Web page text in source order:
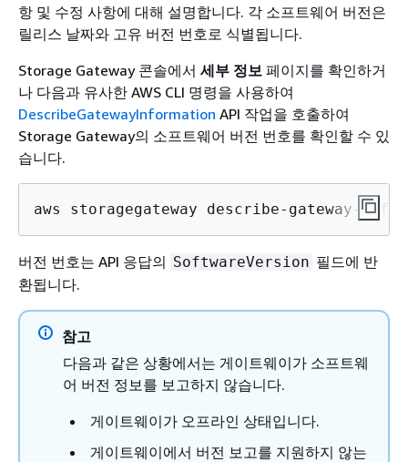
항 및 수정 사항에 대해 설명합니다. 각 소프트웨어 버전은
릴리스 날짜와 고유 버전 번호로 식별됩니다.
Storage Gateway 콘솔에서 세부 정보 페이지를 확인하거
나 다음과 유사한 AWS CLI 명령을 사용하여
DescribeGatewayInformation API 작업을 호출하여
Storage Gateway의 소프트웨어 버전 번호를 확인할 수 있
습니다.
aws storagegateway describe-gateway-
버전 번호는 API 응답의 SoftwareVersion 필드에 반
환됩니다.
참고
다음과 같은 상황에서는 게이트웨이가 소프트웨
어 버전 정보를 보고하지 않습니다.
게이트웨이가 오프라인 상태입니다.
게이트웨이에서 버전 보고를 지원하지 않는